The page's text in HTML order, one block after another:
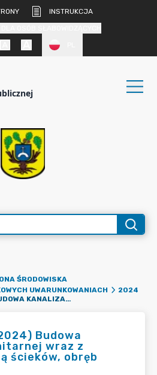
INSTRUKCJA
ŚRODOWISKA
UWARUNKOWANIACH
2024
(ROŚ.6220.13.2024) BUDOWA KANALIZACJI SANITARNEJ WRAZ Z PRZEPOMPOWNIĄ ŚCIEKÓW, OBRĘB SKÓRZEWO
Budowa
wraz z
ścieków, obręb